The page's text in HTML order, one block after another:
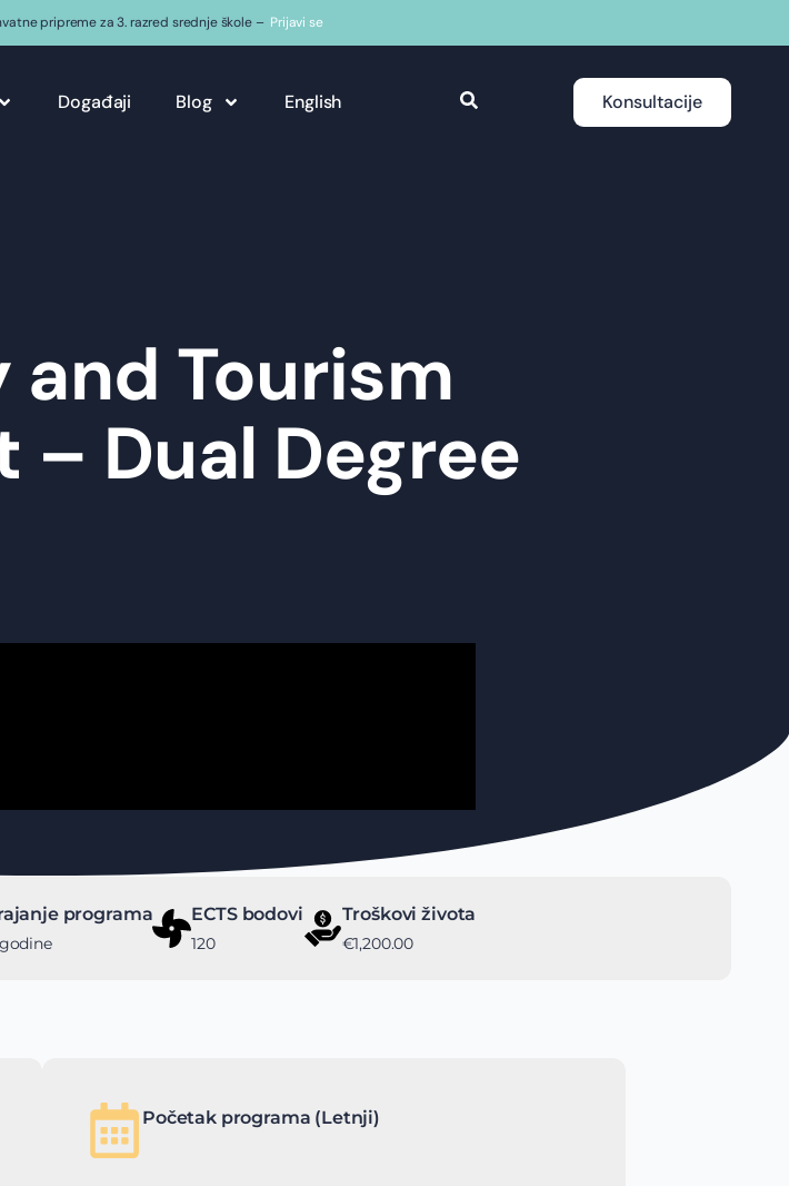
pripreme za 3. razred srednje škole – Prijavi se
Događaji Blog English Konsultacije
Tourism
– Dual Degree
programa ECTS bodovi
120
Troškovi života
€1,200.00
Početak programa (Letnji)